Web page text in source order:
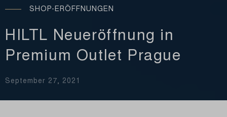
SHOP-ERÖFFNUNGEN
HILTL Neueröffnung in
Premium Outlet Prague
September 27, 2021